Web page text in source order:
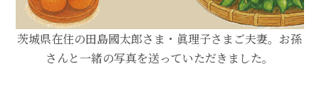
茨城県在住の田島國太郎さま・眞理子さまご夫妻。お孫
さんと一緒の写真を送っていただきました。